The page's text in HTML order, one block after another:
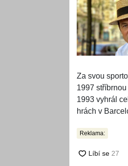
Za svou
1997
1993 vyhrál
hrách v
Reklama: